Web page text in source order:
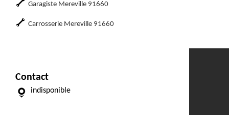
Garagiste Mereville 91660
Carrosserie Mereville 91660
Contact
indisponible